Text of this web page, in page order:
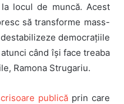
locul de muncă. Acest
să transforme mass-
democrațiile
când își face treaba
Ramona Strugariu.
publicăprin care